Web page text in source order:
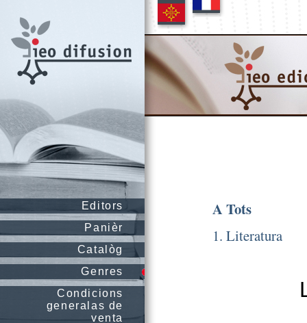
Editors
Panièr
Catalòg
Genres
Condicions
generalas de
venta
A Tots
1. Literatura